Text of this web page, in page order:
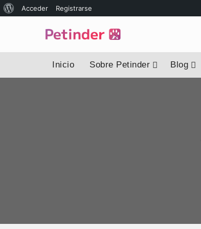
Acceder Registrarse
Inicio Sobre Petinder Blog